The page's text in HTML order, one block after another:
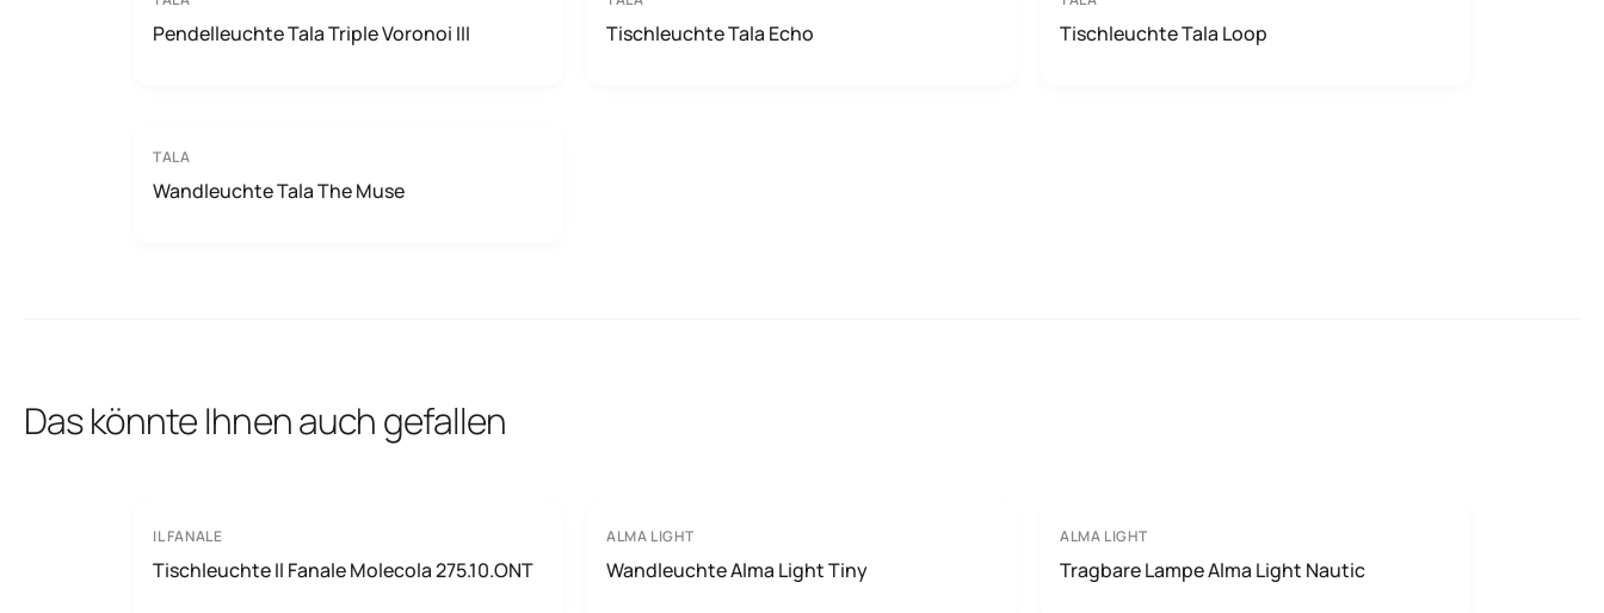
Pendelleuchte Tala Triple Voronoi III Tischleuchte Tala Echo Tischleuchte Tala Loop
TALA
Wandleuchte Tala The Muse
Das könnte Ihnen auch gefallen
IL FANALE
Tischleuchte Il Fanale Molecola 275.10.ONT
ALMA LIGHT
Wandleuchte Alma Light Tiny
ALMA LIGHT
Tragbare Lampe Alma Light Nautic